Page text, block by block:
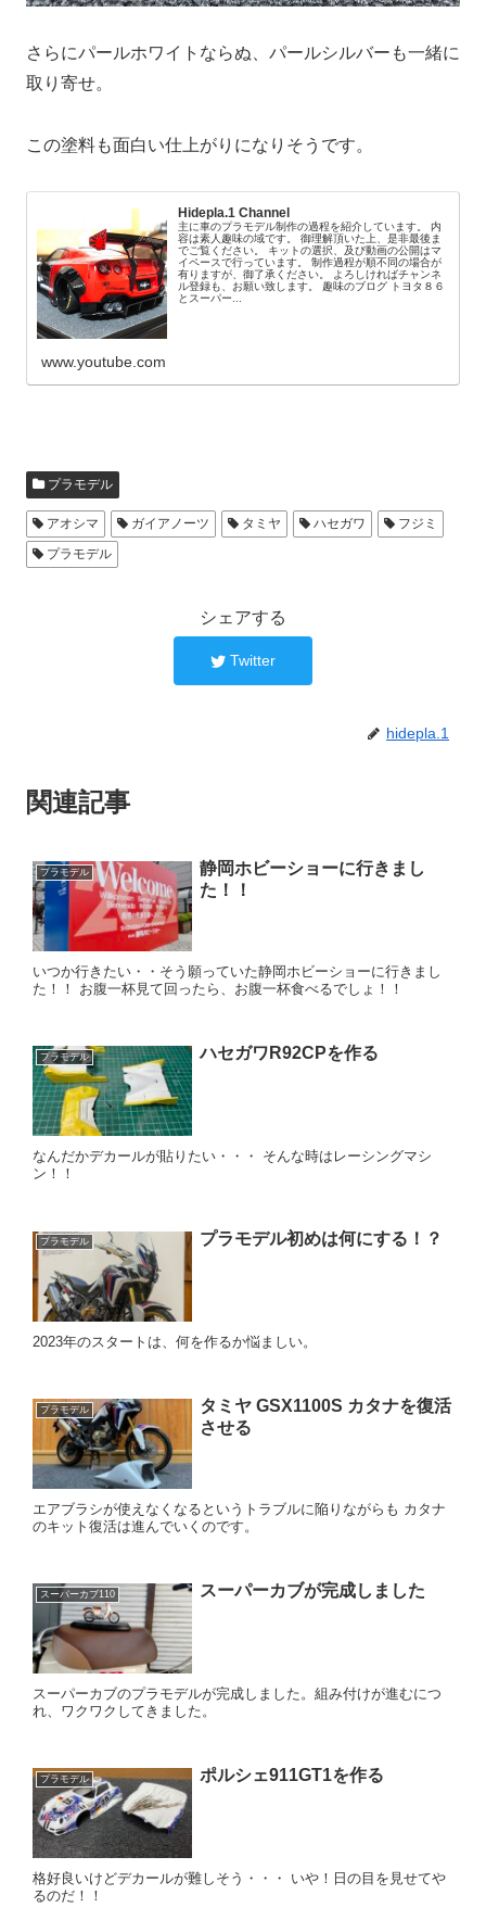
さらにパールホワイトならぬ、パールシルバーも一緒に
取り寄せ。
この塗料も面白い仕上がりになりそうです。
Hidepla.1 Channel
主に車のプラモデル制作の過程を紹介しています。 内
容は素人趣味の域です。 御理解頂いた上、是非最後ま
でご覧ください。 キットの選択、及び動画の公開はマ
イペースで行っています。 制作過程が順不同の場合が
有りますが、御了承ください。 よろしければチャンネ
ル登録も、お願い致します。 趣味のブログ トヨタ８６
とスーパー...
www.youtube.com
プラモデル
アオシマ ガイアノーツ タミヤ ハセガワ
フジミ
プラモデル
シェアする
Twitter
hidepla.1
関連記事
プラモデル
静岡ホビーショーに行きまし
た！！
いつか行きたい・・そう願っていた静岡ホビーショーに行きまし
た！！ お腹一杯見て回ったら、お腹一杯食べるでしょ！！
プラモデル ハセガワR92CPを作る
なんだかデカールが貼りたい・・・ そんな時はレーシングマシ
ン！！
プラモデル プラモデル初めは何にする！？
2023年のスタートは、何を作るか悩ましい。
プラモデル
タミヤ GSX1100S カタナを復活
させる
エアブラシが使えなくなるというトラブルに陥りながらも カタナ
のキット復活は進んでいくのです。
スーパーカブ110 スーパーカブが完成しました
スーパーカブのプラモデルが完成しました。組み付けが進むにつ
れ、ワクワクしてきました。
プラモデル ポルシェ911GT1を作る
格好良いけどデカールが難しそう・・・ いや！日の目を見せてや
るのだ！！